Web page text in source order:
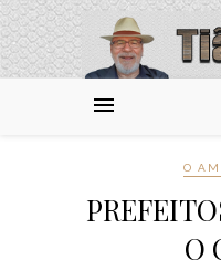
O
O